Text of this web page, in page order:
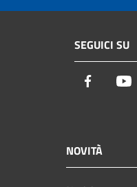
SEGUICI SU
Facebook
NOVITÀ